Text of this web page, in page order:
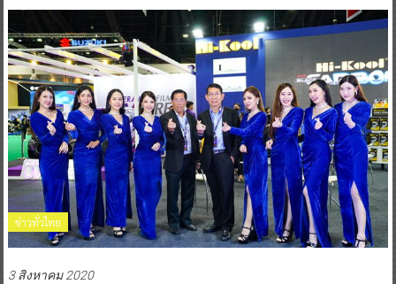
ข่าวทั่วไทย
3 สิงหาคม 2020